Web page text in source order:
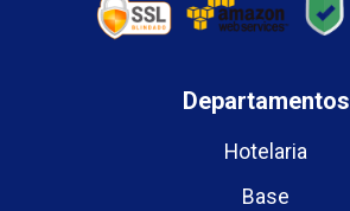
Departamentos
Hotelaria
Base